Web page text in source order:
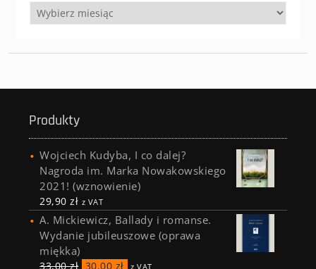
Archiwa
Produkty
Wojciech Kudyba, I co dalej?
Nagroda im. Marka Nowakowskiego
2021! (wznowienie)
29,90zł z VAT
A. Mickiewicz, Ballady i romanse.
Wydanie jubileuszowe (oprawa
miękka)
33,00zł 30,00 zł z VAT